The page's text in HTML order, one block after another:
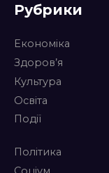
Рубрики
Економіка
Здоров’я
Культура
Освіта
Події
Політика